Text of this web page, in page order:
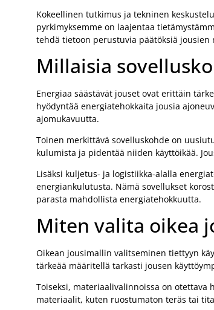
Kokeellinen tutkimus ja tekninen
pyrkimyksemme on laajentaa
tehdä tietoon perustuvia päätöksiä jousien
Millaisia
Energiaa säästävät jouset ovat erittäin
hyödyntää energiatehokkaita jousia
ajomukavuutta.
Toinen merkittävä sovelluskohde on
kulumista ja pidentää niiden käyttöikää.
Lisäksi kuljetus- ja logistiikka-alalla
energiankulutusta. Nämä sovellukset
parasta mahdollista energiatehokkuutta.
Miten valita oikea
Oikean jousimallin valitseminen tiettyyn
tärkeää määritellä tarkasti jousen
Toiseksi, materiaalivalinnoissa on
materiaalit, kuten ruostumaton teräs tai